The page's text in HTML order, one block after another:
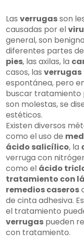
Las verrugasson
causadas por el
general, son
diferentes partes
pies, las axilas, la
casos, las verrugas
espontánea, pero
buscar tratamiento
son molestas, se
estéticos.
Existen diversos
como el uso de
ácido salicílico, la
verruga con
como el ácido
tratamiento con
remedios caseros
de cinta adhesiva.
el tratamiento
verrugas pueden
con tratamiento.